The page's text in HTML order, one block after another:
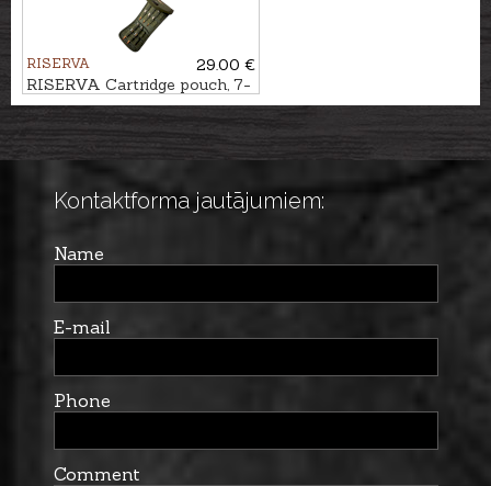
RISERVA
29.00 €
RISERVA Cartridge pouch, 7-
Shot
Kontaktforma jautājumiem:
Name
E-mail
Phone
Comment